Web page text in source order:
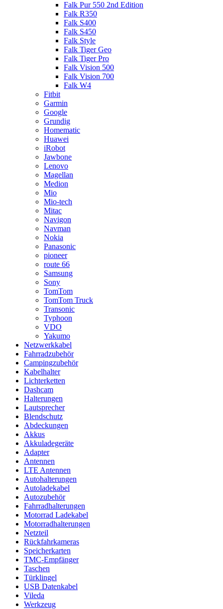
Falk Pur 550 2nd Edition
Falk R350
Falk S400
Falk S450
Falk Style
Falk Tiger Geo
Falk Tiger Pro
Falk Vision 500
Falk Vision 700
Falk W4
Fitbit
Garmin
Google
Grundig
Homematic
Huawei
iRobot
Jawbone
Lenovo
Magellan
Medion
Mio
Mio-tech
Mitac
Navigon
Navman
Nokia
Panasonic
pioneer
route 66
Samsung
Sony
TomTom
TomTom Truck
Transonic
Typhoon
VDO
Yakumo
Netzwerkkabel
Fahrradzubehör
Campingzubehör
Kabelhalter
Lichterketten
Dashcam
Halterungen
Lautsprecher
Blendschutz
Abdeckungen
Akkus
Akkuladegeräte
Adapter
Antennen
LTE Antennen
Autohalterungen
Autoladekabel
Autozubehör
Fahrradhalterungen
Motorrad Ladekabel
Motorradhalterungen
Netzteil
Rückfahrkameras
Speicherkarten
TMC-Empfänger
Taschen
Türklingel
USB Datenkabel
Vileda
Werkzeug